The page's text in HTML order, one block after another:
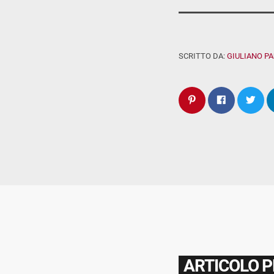
SCRITTO DA: GIULIANO
ARTICOLO